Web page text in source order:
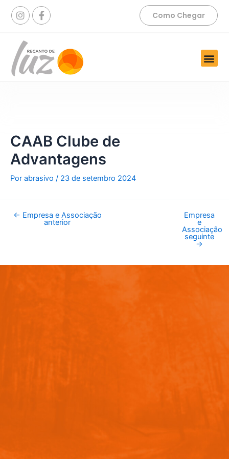
para
conteúdo
I
n
a
g
r
a
F
a
o
o
k
Como Chegar
CAAB Clube de
Advantagens
Por abrasivo / 23 de setembro 2024
Post
navigation
← Empresa e Associação
anterior
Empresa
e
Associação
seguinte
→